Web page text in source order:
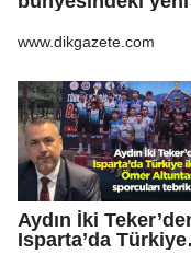
Gazete'de
www.dikgazete.com
Aydın İki
Isparta’da Türkiye